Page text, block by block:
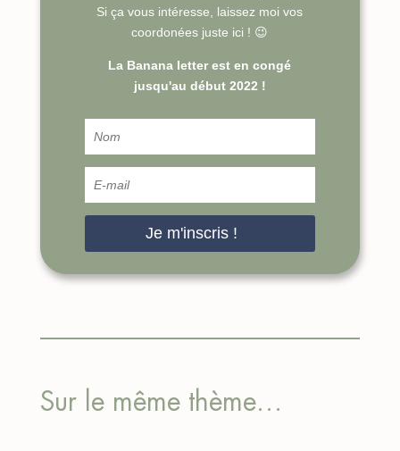
Si ça vous intéresse, laissez moi vos
coordonées juste ici ! 😉
La Banana letter est en congé
jusqu'au début 2022 !
Je m'inscris !
Sur le même thème…